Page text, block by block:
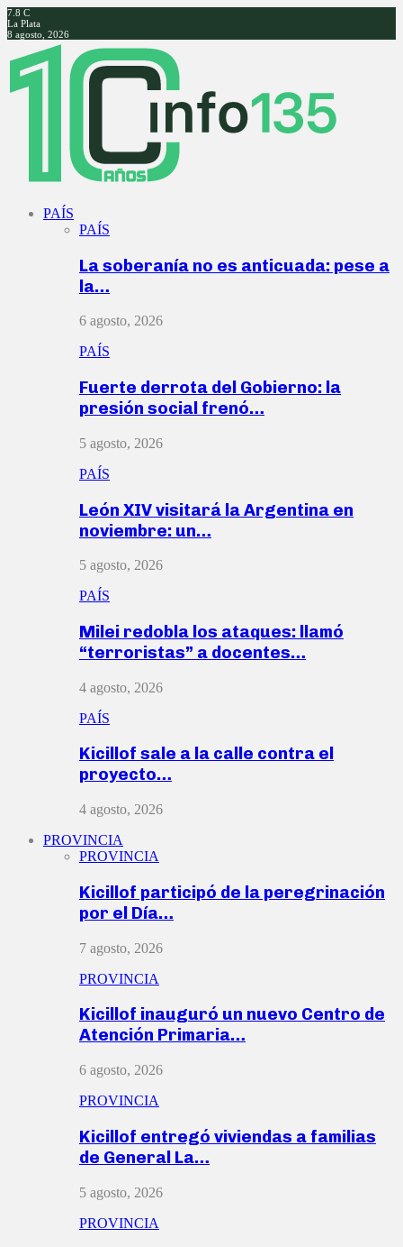
7.8 C
La Plata
8 agosto, 2026
Facebook
Twitter
Instagram
Youtube
PAÍS
PAÍS
La soberanía no es anticuada: pese a
la…
6 agosto, 2026
PAÍS
Fuerte derrota del Gobierno: la
presión social frenó…
5 agosto, 2026
PAÍS
León XIV visitará la Argentina en
noviembre: un…
5 agosto, 2026
PAÍS
Milei redobla los ataques: llamó
“terroristas” a docentes…
4 agosto, 2026
PAÍS
Kicillof sale a la calle contra el
proyecto…
4 agosto, 2026
PROVINCIA
PROVINCIA
Kicillof participó de la peregrinación
por el Día…
7 agosto, 2026
PROVINCIA
Kicillof inauguró un nuevo Centro de
Atención Primaria…
6 agosto, 2026
PROVINCIA
Kicillof entregó viviendas a familias
de General La…
5 agosto, 2026
PROVINCIA